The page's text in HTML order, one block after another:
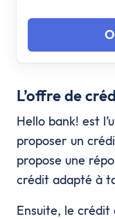
L’offre de
Hello bank! est
proposer un
propose une
crédit adapté à
Ensuite, le crédit